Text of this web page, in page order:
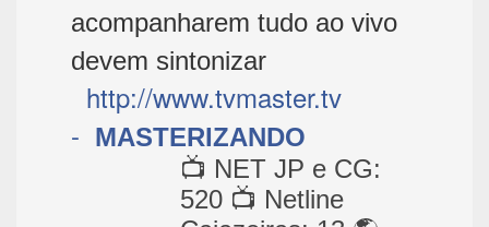
acompanharem tudo ao vivo
devem sintonizar
http://www.tvmaster.tv
- MASTERIZANDO
📺 NET JP e CG:
520 📺 Netline